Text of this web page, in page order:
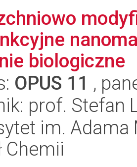
biologiczne
OPUS 11 ,
prof. Stefan
im.
Chemii